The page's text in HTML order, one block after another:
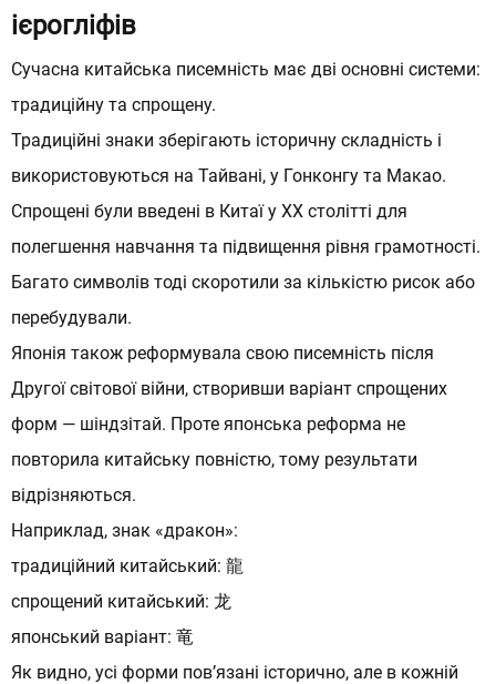
ієрогліфів
Сучасна китайська писемність має дві основні системи:
традиційну та спрощену.
Традиційні знаки зберігають історичну складність і
використовуються на Тайвані, у Гонконгу та Макао.
Спрощені були введені в Китаї у XX столітті для
полегшення навчання та підвищення рівня грамотності.
Багато символів тоді скоротили за кількістю рисок або
перебудували.
Японія також реформувала свою писемність після
Другої світової війни, створивши варіант спрощених
форм — шіндзітай. Проте японська реформа не
повторила китайську повністю, тому результати
відрізняються.
Наприклад, знак «дракон»:
традиційний китайський: 龍
спрощений китайський: 龙
японський варіант: 竜
Як видно, усі форми пов’язані історично, але в кожній